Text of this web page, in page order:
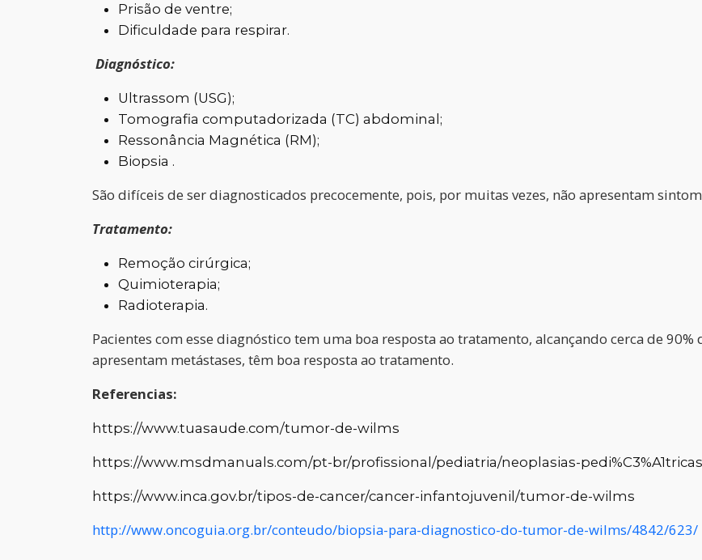
Prisão de ventre;
Dificuldade para respirar.
Diagnóstico:
Ultrassom (USG);
Tomografia computadorizada (TC) abdominal;
Ressonância Magnética (RM);
Biopsia .
São difíceis de ser diagnosticados precocemente, pois, por muitas vezes, não apresentam
Tratamento:
Remoção cirúrgica;
Quimioterapia;
Radioterapia.
Pacientes com esse diagnóstico tem uma boa resposta ao tratamento, alcançando cerca de
apresentam metástases, têm boa resposta ao tratamento.
Referencias:
https://www.tuasaude.com/tumor-de-wilms
https://www.msdmanuals.com/pt-br/profissional/pediatria/neoplasias-
https://www.inca.gov.br/tipos-de-cancer/cancer-infantojuvenil/tumor-de-wilms
http://www.oncoguia.org.br/conteudo/biopsia-para-diagnostico-do-tumor-de-wilms/4842/623/